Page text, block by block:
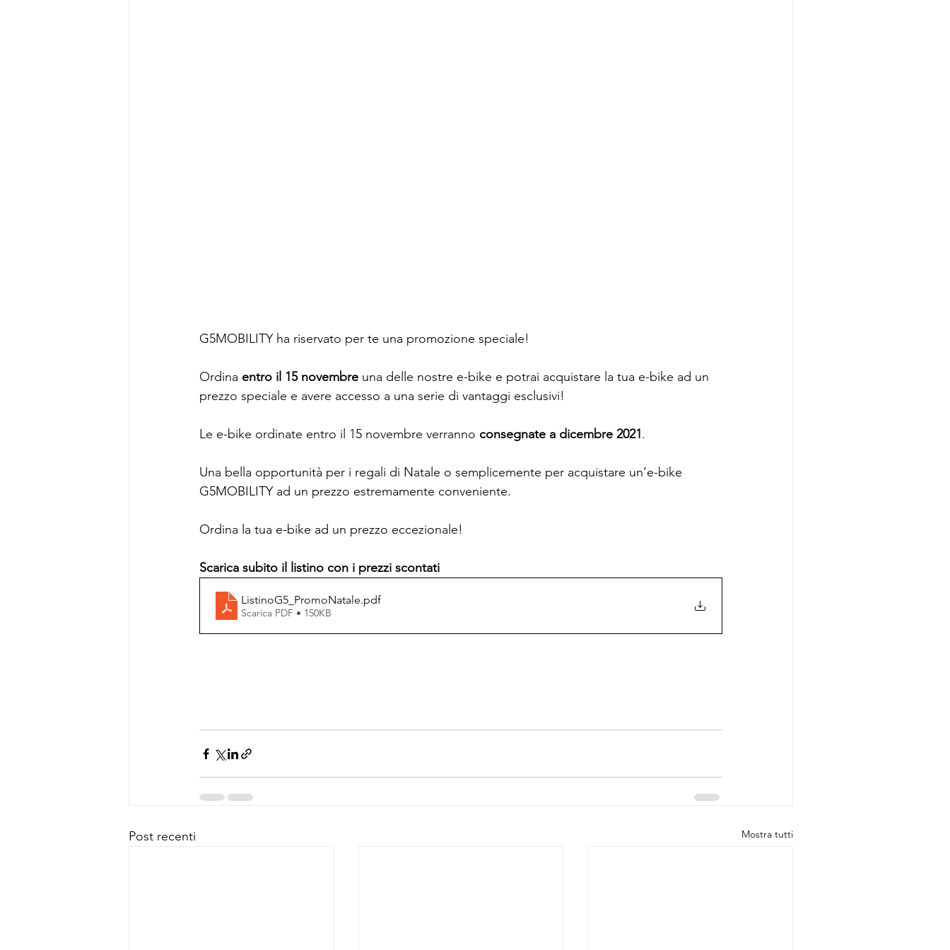
G5MOBILITY ha riservato per te una promozione speciale!
Ordina entro il 15 novembre una delle nostre e-bike e potrai acquistare la tua e-bike ad un
prezzo speciale e avere accesso a una serie di vantaggi esclusivi!
Le e-bike ordinate entro il 15 novembre verranno consegnate a dicembre 2021.
Una bella opportunità per i regali di Natale o semplicemente per acquistare un’e-bike
G5MOBILITY ad un prezzo estremamente conveniente.
Ordina la tua e-bike ad un prezzo eccezionale!
Scarica subito il listino con i prezzi scontati
ListinoG5_PromoNatale.pdf
Scarica PDF • 150KB
Post recenti Mostra tutti